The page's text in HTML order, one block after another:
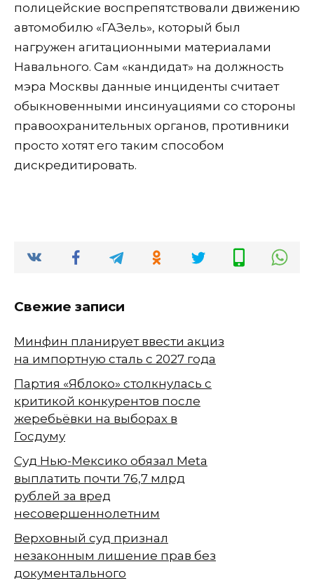
полицейские воспрепятствовали движению
автомобилю «ГАЗель», который был
нагружен агитационными материалами
Навального. Сам «кандидат» на должность
мэра Москвы данные инциденты считает
обыкновенными инсинуациями со стороны
правоохранительных органов, противники
просто хотят его таким способом
дискредитировать.
Свежие записи
Минфин планирует ввести акциз
на импортную сталь с 2027 года
Партия «Яблоко» столкнулась с
критикой конкурентов после
жеребьёвки на выборах в
Госдуму
Суд Нью-Мексико обязал Meta
выплатить почти 76,7 млрд
рублей за вред
несовершеннолетним
Верховный суд признал
незаконным лишение прав без
документального